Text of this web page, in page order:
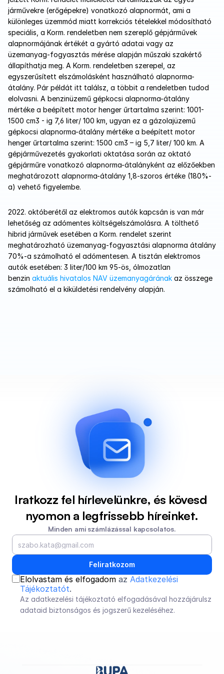
járművekre (erőgépekre) vonatkozó alapnormát, ami a
különleges üzemmód miatt korrekciós tételekkel módosítható
speciális, a Korm. rendeletben nem szereplő gépjárművek
alapnormájának értékét a gyártó adatai vagy az
üzemanyag-fogyasztás mérése alapján műszaki szakértő
állapíthatja meg. A Korm. rendeletben szerepel, az
egyszerűsített elszámolásként használható alapnorma-
átalány. Pár példát itt találsz, a többit a rendeletben tudod
elolvasni. A benzinüzemű gépkocsi alapnorma-átalány
mértéke a beépített motor henger űrtartalma szerint: 1001-
1500 cm3 - ig 7,6 liter/ 100 km, ugyan ez a gázolajüzemű
gépkocsi alapnorma-átalány mértéke a beépített motor
henger űrtartalma szerint: 1500 cm3 – ig 5,7 liter/ 100 km. A
gépjárművezetés gyakorlati oktatása során az oktató
gépjárműre vonatkozó alapnorma-átalányként az előzőekben
meghatározott alapnorma-átalány 1,8-szoros értéke (180%-
a) vehető figyelembe.
2022. októberétől az elektromos autók kapcsán is van már
lehetőség az adómentes költségelszámolásra. A tölthető
hibrid járművek esetében a Korm. rendelet szerint
meghatározható üzemanyag-fogyasztási alapnorma átalány
70%-a számolható el adómentesen. A tisztán elektromos
autók esetében: 3 liter/100 km 95-ös, ólmozatlan
benzin aktuális hivatalos NAV üzemanyagárának az összege
számolható el a kiküldetési rendelvény alapján.
Iratkozz fel hírlevelünkre, és kövesd
nyomon a legfrissebb híreinket.
Minden ami számlázással kapcsolatos.
Feliratkozom
Elolvastam és elfogadom az Adatkezelési
Tájékoztatót.
Az adatkezelési tájékoztató elfogadásával hozzájárulsz
adataid biztonságos és jogszerű kezeléséhez.